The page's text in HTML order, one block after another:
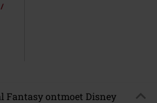
Fantasy ontmoet Disney